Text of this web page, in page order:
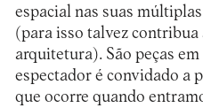
espacial nas suas
(para isso talvez
arquitetura). São peças
espectador é convidado a
que ocorre quando